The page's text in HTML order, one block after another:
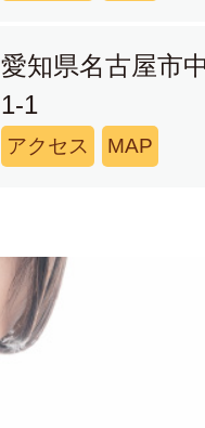
愛知県名古屋市
1-1
アクセス MAP